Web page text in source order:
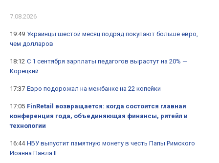
7.08.2026
19:49 Украинцы шестой месяц подряд покупают больше евро,
чем долларов
18:12 С 1 сентября зарплаты педагогов вырастут на 20% —
Корецкий
17:37 Евро подорожал на межбанке на 22 копейки
17:05 FinRetail возвращается: когда состоится главная
конференция года, объединяющая финансы, ритейл и
технологии
16:44 НБУ выпустит памятную монету в честь Папы Римского
Иоанна Павла II